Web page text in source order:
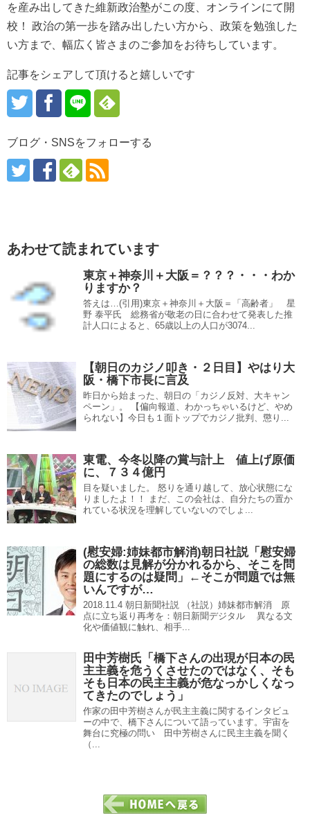
を産み出してきた維新政治塾がこの度、オンラインにて開
校！ 政治の第一歩を踏み出したい方から、政策を勉強した
い方まで、幅広く皆さまのご参加をお待ちしています。
記事をシェアして頂けると嬉しいです
ブログ・SNSをフォローする
あわせて読まれています
東京＋神奈川＋大阪＝？？？・・・わか
りますか？
答えは…(引用)東京＋神奈川＋大阪＝「高齢者」 星
野 泰平氏 総務省が敬老の日に合わせて発表した推
計人口によると、65歳以上の人口が3074...
【朝日のカジノ叩き・２日目】やはり大
阪・橋下市長に言及
昨日から始まった、朝日の「カジノ反対、大キャン
ペーン」。 【偏向報道、わかっちゃいるけど、やめ
られない】今日も１面トップでカジノ批判、懲り...
東電、今冬以降の賞与計上 値上げ原価
に、７３４億円
目を疑いました。 怒りを通り越して、放心状態にな
りましたよ！！ まだ、この会社は、自分たちの置か
れている状況を理解していないのでしょ...
(慰安婦:姉妹都市解消)朝日社説「慰安婦
の総数は見解が分かれるから、そこを問
題にするのは疑問」←そこが問題では無
いんですが…
2018.11.4 朝日新聞社説 （社説）姉妹都市解消 原
点に立ち返り再考を：朝日新聞デジタル 異なる文
化や価値観に触れ、相手...
田中芳樹氏「橋下さんの出現が日本の民
主主義を危うくさせたのではなく、そも
そも日本の民主主義が危なっかしくなっ
てきたのでしょう」
作家の田中芳樹さんが民主主義に関するインタビュ
ーの中で、橋下さんについて語っています。宇宙を
舞台に究極の問い 田中芳樹さんに民主主義を聞く
（...